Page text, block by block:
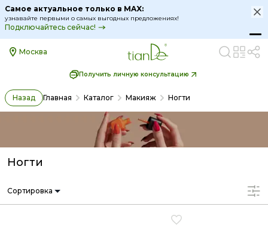
Самое актуальное только в MAX:
узнавайте первыми о самых выгодных предложениях!
Подключайтесь сейчас!
Москва
Получить личную консультацию
Назад Главная Каталог Макияж Ногти
Ногти
Сортировка